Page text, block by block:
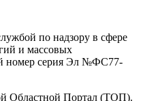
по надзору в сфере
и массовых
номер серия Эл №ФС77-
Областной Портал (ТОП).